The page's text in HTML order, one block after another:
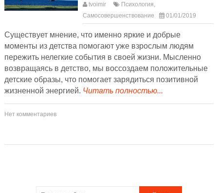
tvoimir Психология,
Самосовершенствование
01/01/2019
Существует мнение, что именно яркие и добрые
моменты из детства помогают уже взрослым людям
пережить нелегкие события в своей жизни. Мысленно
возвращаясь в детство, мы воссоздаем положительные
детские образы, что помогает зарядиться позитивной
жизненной энергией. Читать полностью...
Нет комментариев